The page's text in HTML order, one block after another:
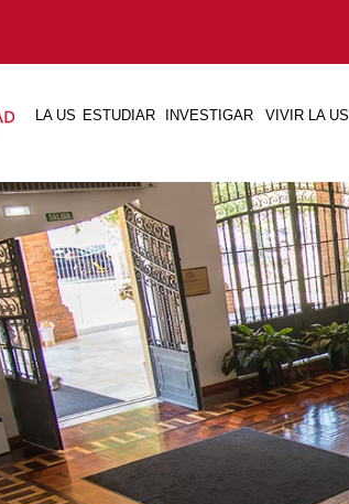
LA US ESTUDIAR INVESTIGAR VIVIR LA US